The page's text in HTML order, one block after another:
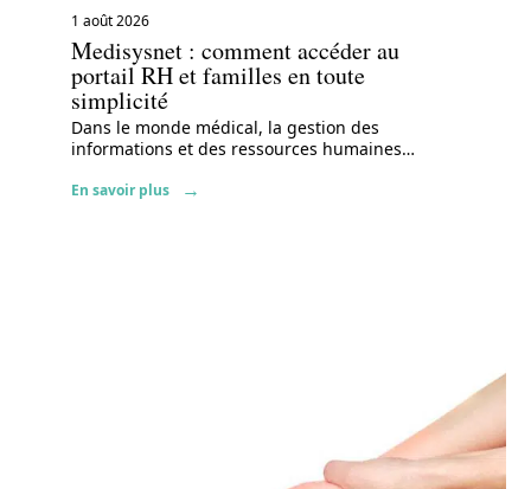
1 août 2026
Medisysnet : comment accéder au
portail RH et familles en toute
simplicité
Dans le monde médical, la gestion des
informations et des ressources humaines…
En savoir plus